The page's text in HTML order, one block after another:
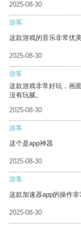
2025-08-30
游客
这款游戏的音乐非常优
2025-08-30
游客
这款游戏非常好玩，画
没有玩腻。
2025-08-30
游客
这个是app神器
2025-08-30
游客
这款加速器app的操作
2025-08-30